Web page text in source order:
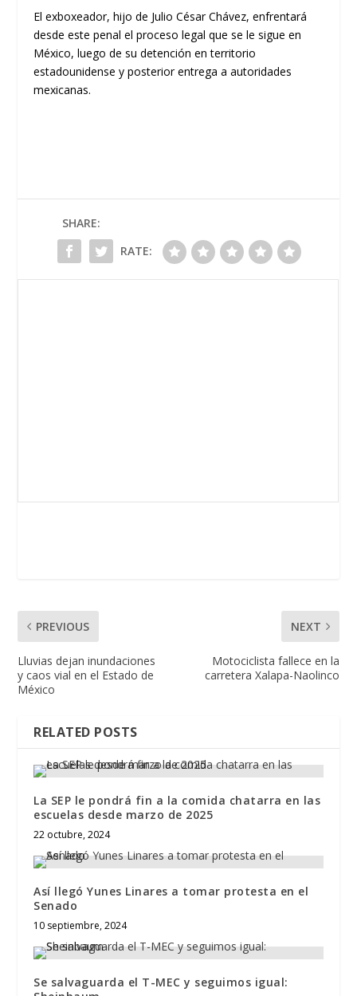
El exboxeador, hijo de Julio César Chávez, enfrentará
desde este penal el proceso legal que se le sigue en
México, luego de su detención en territorio
estadounidense y posterior entrega a autoridades
mexicanas.
SHARE:
RATE:
PREVIOUS
Lluvias dejan inundaciones
y caos vial en el Estado de
México
NEXT
Motociclista fallece en la
carretera Xalapa-Naolinco
RELATED POSTS
La SEP le pondrá fin a la comida chatarra en las
escuelas desde marzo de 2025
22 octubre, 2024
Así llegó Yunes Linares a tomar protesta en el
Senado
10 septiembre, 2024
Se salvaguarda el T-MEC y seguimos igual: